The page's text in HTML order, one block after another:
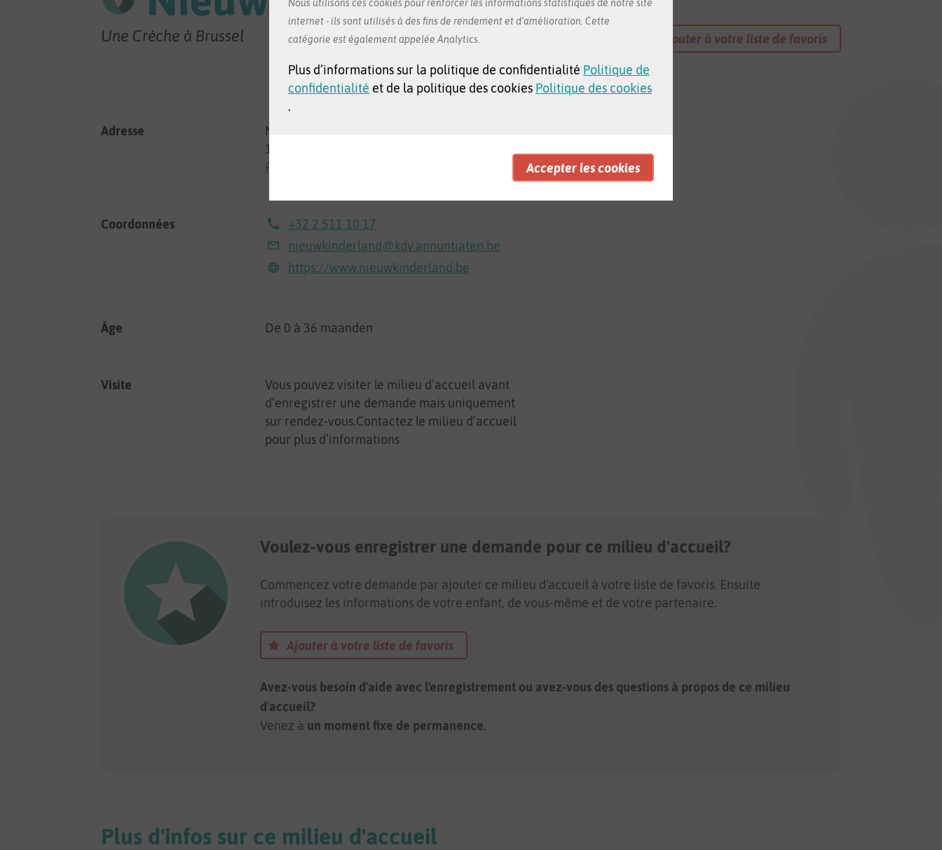
Nous utilisons ces cookies pour renforcer les informations statistiques de notre site
internet - ils sont utilisés à des fins de rendement et d’amélioration. Cette
catégorie est également appelée Analytics.
Plus d’informations sur la politique de confidentialité Politique de
confidentialité et de la politique des cookies Politique des cookies
.
Une Crèche à Brussel Ajouter à votre liste de favoris
Adresse
Nieuwland 194
1000 Brussel
Regarder sur Google Maps
Coordonnées
+32 2 511 10 17
nieuwkinderland@kdv.annuntiaten.be
https://www.nieuwkinderland.be
Âge De 0 à 36 maanden
Visite
Vous pouvez visiter le milieu d’accueil avant
d’enregistrer une demande mais uniquement
sur rendez-vous.Contactez le milieu d’accueil
pour plus d’informations
Voulez-vous enregistrer une demande pour ce milieu d'accueil?
Commencez votre demande par ajouter ce milieu d'accueil à votre liste de favoris. Ensuite
introduisez les informations de votre enfant, de vous-même et de votre partenaire.
Ajouter à votre liste de favoris
Avez-vous besoin d'aide avec l'enregistrement ou avez-vous des questions à propos de ce milieu
d'accueil?
Venez à un moment fixe de permanence.
Plus d'infos sur ce milieu d'accueil